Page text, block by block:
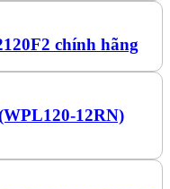
chính hãng
12RN)